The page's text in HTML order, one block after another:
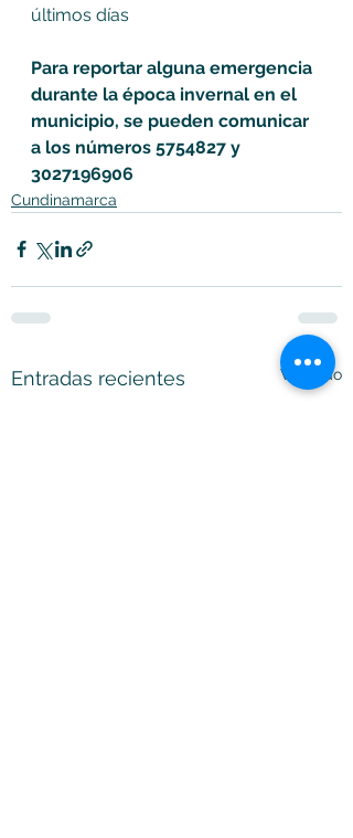
últimos días
Para reportar alguna emergencia
durante la época invernal en el
municipio, se pueden comunicar
a los números 5754827 y
3027196906
Cundinamarca
Entradas recientes Ver todo